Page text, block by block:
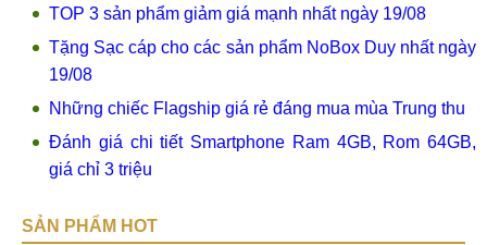
TOP 3 sản phẩm giảm giá mạnh nhất ngày 19/08
Tặng Sạc cáp cho các sản phẩm NoBox Duy nhất ngày
19/08
Những chiếc Flagship giá rẻ đáng mua mùa Trung thu
Đánh giá chi tiết Smartphone Ram 4GB, Rom 64GB,
giá chỉ 3 triệu
SẢN PHẨM HOT